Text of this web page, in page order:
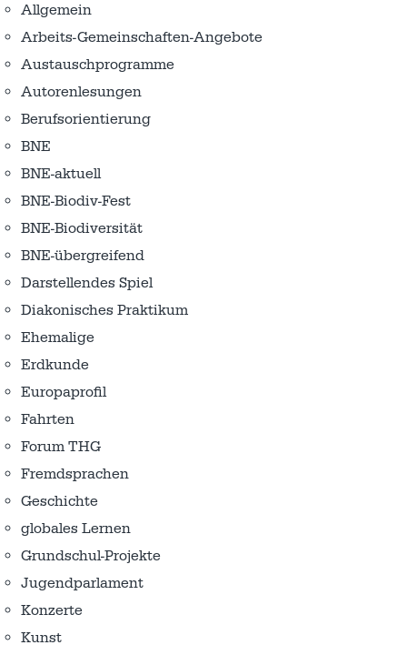
Allgemein
Arbeits-Gemeinschaften-Angebote
Austausch­programme
Autorenlesungen
Berufsorientierung
BNE
BNE-aktuell
BNE-Biodiv-Fest
BNE-Biodiversität
BNE-übergreifend
Darstellendes Spiel
Diakonisches Praktikum
Ehemalige
Erdkunde
Europaprofil
Fahrten
Forum THG
Fremdsprachen
Geschichte
globales Lernen
Grundschul-Projekte
Jugendparlament
Konzerte
Kunst